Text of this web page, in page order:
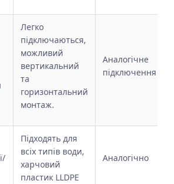
Легко
підключаються,
можливий
вертикальний
та
горизонтальний
монтаж.
Аналогічне
підключення
Підходять для
всіх типів води,
харчовий
пластик LLDPE
Аналогічно